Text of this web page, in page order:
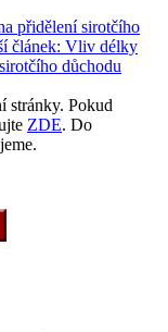
přidělení sirotčího
článek: Vliv délky
důchodu
stránky. Pokud
ZDE. Do